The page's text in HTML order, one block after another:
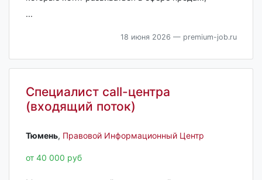
...
18 июня 2026 — premium-job.ru
Специалист call-центра
(входящий поток)
Тюмень‎, Правовой Информационный Центр
от 40 000 руб